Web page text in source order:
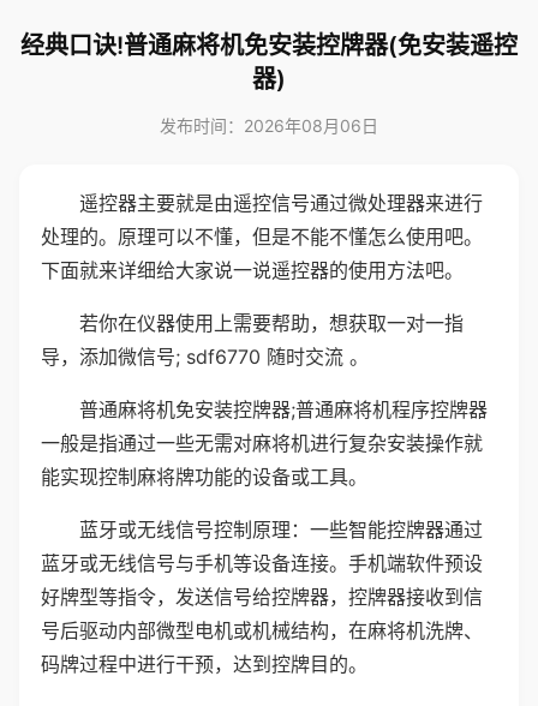
经典口诀!普通麻将机免安装控牌器(免安装遥控
器)
发布时间：2026年08月06日
遥控器主要就是由遥控信号通过微处理器来进行
处理的。原理可以不懂，但是不能不懂怎么使用吧。
下面就来详细给大家说一说遥控器的使用方法吧。
若你在仪器使用上需要帮助，想获取一对一指
导，添加微信号; sdf6770 随时交流 。
普通麻将机免安装控牌器;普通麻将机程序控牌器
一般是指通过一些无需对麻将机进行复杂安装操作就
能实现控制麻将牌功能的设备或工具。
蓝牙或无线信号控制原理：一些智能控牌器通过
蓝牙或无线信号与手机等设备连接。手机端软件预设
好牌型等指令，发送信号给控牌器，控牌器接收到信
号后驱动内部微型电机或机械结构，在麻将机洗牌、
码牌过程中进行干预，达到控牌目的。